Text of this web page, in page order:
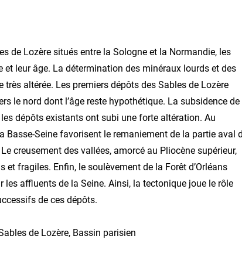
de Lozère situés entre la Sologne et la Normandie, les
leur âge. La détermination des minéraux lourds et des
altérée. Les premiers dépôts des Sables de Lozère
le nord dont l’âge reste hypothétique. La subsidence de
dépôts existants ont subi une forte altération. Au
Seine favorisent le remaniement de la partie aval
creusement des vallées, amorcé au Pliocène supérieur,
fragiles. Enfin, le soulèvement de la Forêt d’Orléans
affluents de la Seine. Ainsi, la tectonique joue le rôle
de ces dépôts.
de Lozère, Bassin parisien